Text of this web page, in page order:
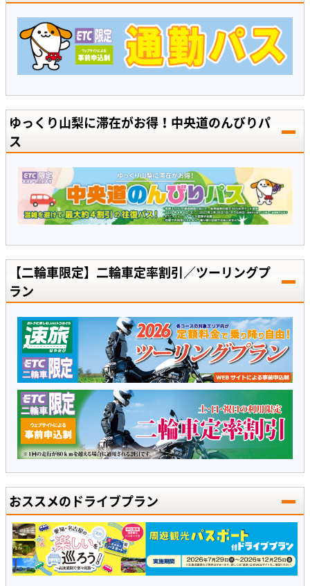
ゆっくり山梨に滞在がお得！中央道のんびりパ
ス
【二輪車限定】二輪車定率割引／ツーリングプ
ラン
おススメのドライブプラン